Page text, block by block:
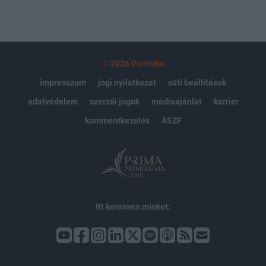
© 2026 Portfolio
impresszum
jogi nyilatkozat
süti beállítások
adatvédelem
szerzői jogok médiaajánlat
karrier
kommentkezelés
ÁSZF
Itt keressen minket: